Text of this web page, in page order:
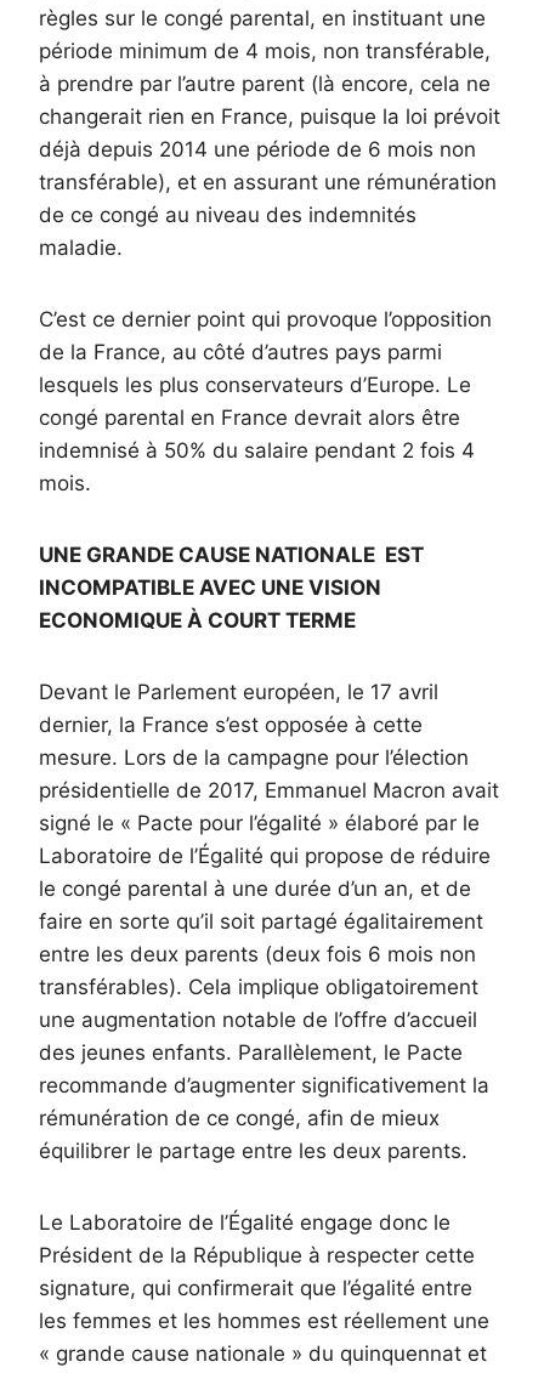
règles sur le congé parental, en instituant une
période minimum de 4 mois, non transférable,
à prendre par l’autre parent (là encore, cela ne
changerait rien en France, puisque la loi prévoit
déjà depuis 2014 une période de 6 mois non
transférable), et en assurant une rémunération
de ce congé au niveau des indemnités
maladie.
C’est ce dernier point qui provoque l’opposition
de la France, au côté d’autres pays parmi
lesquels les plus conservateurs d’Europe. Le
congé parental en France devrait alors être
indemnisé à 50% du salaire pendant 2 fois 4
mois.
UNE GRANDE CAUSE NATIONALE EST
INCOMPATIBLE AVEC UNE VISION
ECONOMIQUE À COURT TERME
Devant le Parlement européen, le 17 avril
dernier, la France s’est opposée à cette
mesure. Lors de la campagne pour l’élection
présidentielle de 2017, Emmanuel Macron avait
signé le « Pacte pour l’égalité » élaboré par le
Laboratoire de l’Égalité qui propose de réduire
le congé parental à une durée d’un an, et de
faire en sorte qu’il soit partagé égalitairement
entre les deux parents (deux fois 6 mois non
transférables). Cela implique obligatoirement
une augmentation notable de l’offre d’accueil
des jeunes enfants. Parallèlement, le Pacte
recommande d’augmenter significativement la
rémunération de ce congé, afin de mieux
équilibrer le partage entre les deux parents.
Le Laboratoire de l’Égalité engage donc le
Président de la République à respecter cette
signature, qui confirmerait que l’égalité entre
les femmes et les hommes est réellement une
« grande cause nationale » du quinquennat et